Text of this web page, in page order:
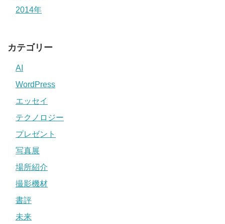
2014年
カテゴリー
AI
WordPress
エッセイ
テクノロジー
プレゼント
写真展
場所紹介
撮影機材
書評
未来